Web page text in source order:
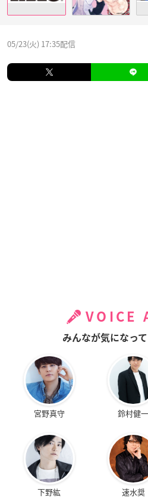
05/23(火) 17:35配信
VOICE
みんなが気になっ
宮野真守 鈴村健一
下野紘 速水奨